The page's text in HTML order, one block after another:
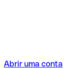
Abrir uma conta